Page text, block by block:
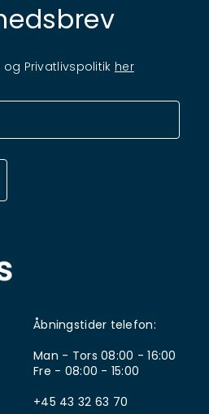
Privatlivspolitik her
Åbningstider telefon:
Man - Tors 08:00 - 16:00
Fre - 08:00 - 15:00
+45 43 32 63 70